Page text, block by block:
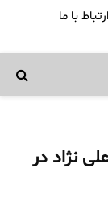
ارتباط با ما
نژاد در